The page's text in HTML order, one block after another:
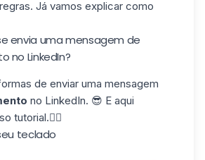
Já vamos explicar como
envia uma mensagem de
no LinkedIn?
de enviar uma mensagem
no LinkedIn. 😎 E aqui
tutorial.👇🏼
teclado